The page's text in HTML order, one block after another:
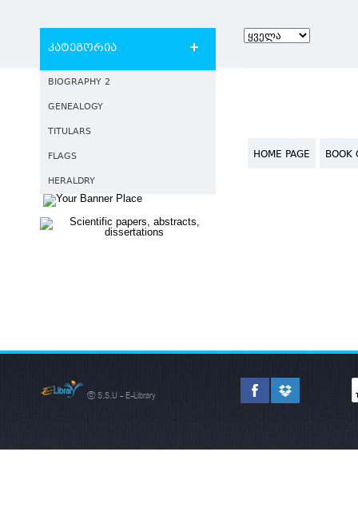
კატეგორია
BIOGRAPHY 2
GENEALOGY
TITULARS
FLAGS
HERALDRY
HOME PAGE BOOK
© S.S.U - E-Library